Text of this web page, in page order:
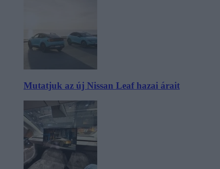
Mutatjuk az új Nissan Leaf hazai árait